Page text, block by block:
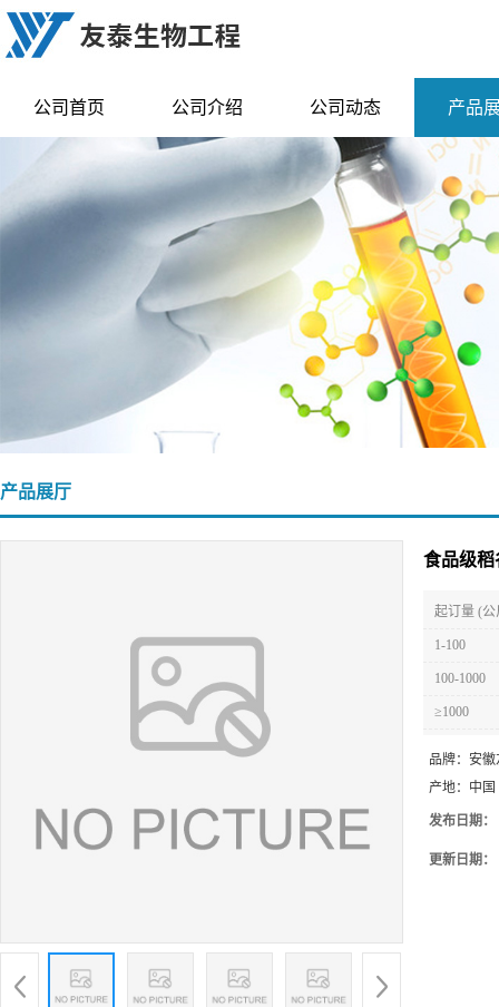
公司首页 公司介绍 公司动态 产品
产品展厅
食品级稻
起订量 (公
1-100
100-1000
≥1000
品牌： 安徽
产地： 中国
发布日期：
更新日期：